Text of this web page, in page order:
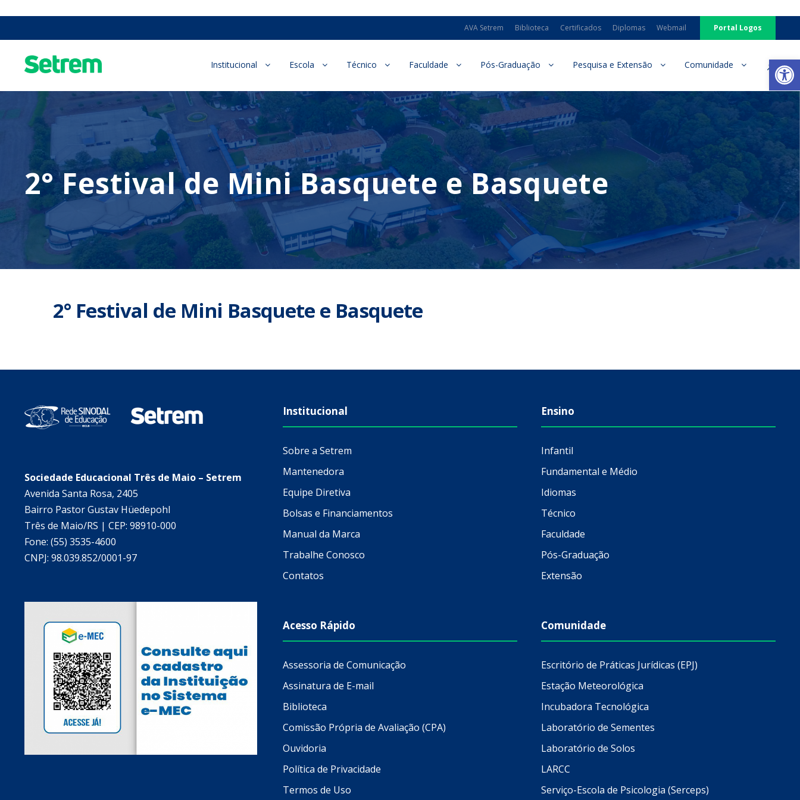
AVA Setrem Biblioteca Certificados Diplomas Webmail Portal Logos
Institucional Escola Técnico Faculdade Pós-Graduação Pesquisa e Extensão Comunidade
2° Festival de Mini Basquete e Basquete
2° Festival de Mini Basquete e Basquete
Sociedade Educacional Três de Maio – Setrem
Avenida Santa Rosa, 2405
Bairro Pastor Gustav Hüedepohl
Três de Maio/RS | CEP: 98910-000
Fone: (55) 3535-4600
CNPJ: 98.039.852/0001-97
Institucional
Sobre a Setrem
Mantenedora
Equipe Diretiva
Bolsas e Financiamentos
Manual da Marca
Trabalhe Conosco
Contatos
Acesso Rápido
Assessoria de Comunicação
Assinatura de E-mail
Biblioteca
Comissão Própria de Avaliação (CPA)
Ouvidoria
Política de Privacidade
Termos de Uso
Ensino
Infantil
Fundamental e Médio
Idiomas
Técnico
Faculdade
Pós-Graduação
Extensão
Comunidade
Escritório de Práticas Jurídicas (EPJ)
Estação Meteorológica
Incubadora Tecnológica
Laboratório de Sementes
Laboratório de Solos
LARCC
Serviço-Escola de Psicologia (Serceps)